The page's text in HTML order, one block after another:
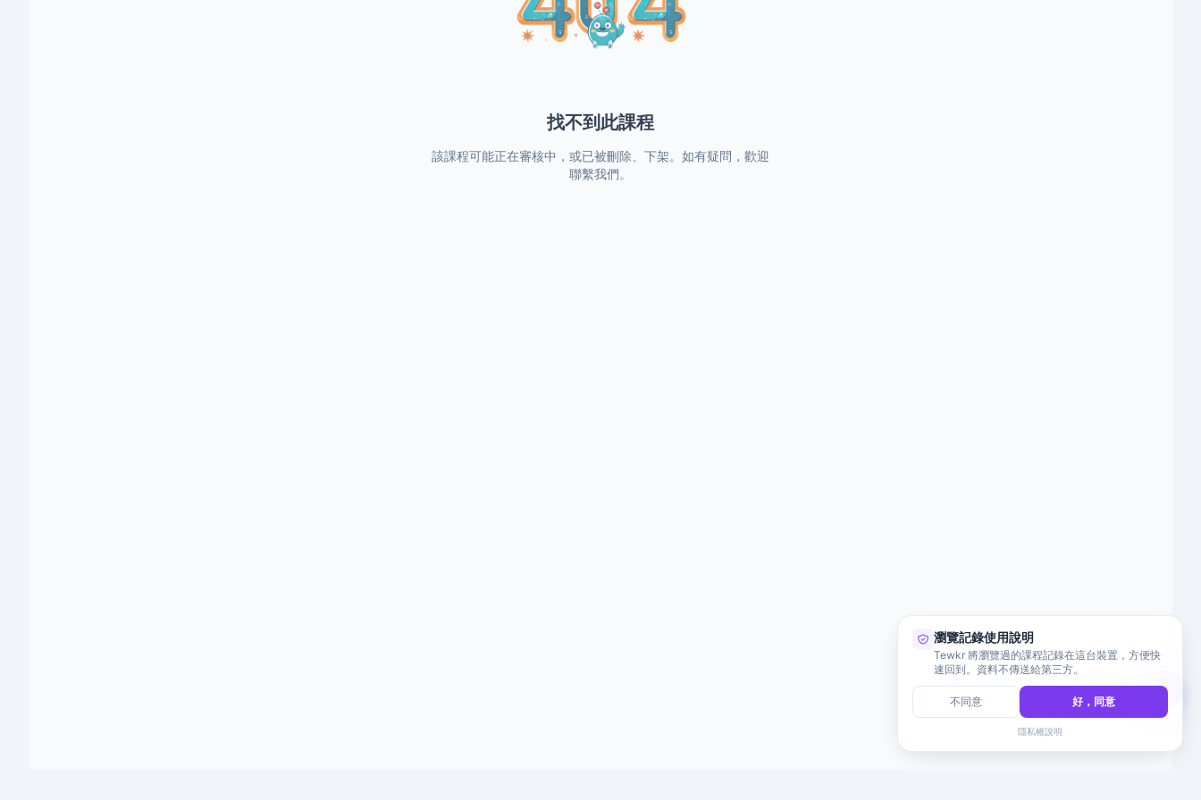
找不到此課程
該課程可能正在審核中，或已被刪除、下架。如有疑問，歡迎
聯繫我們。
瀏覽記錄使用說明
Tewkr 將瀏覽過的課程記錄在這台裝置，方便快
速回到。資料不傳送給第三方。
不同意 好，同意
隱私權說明